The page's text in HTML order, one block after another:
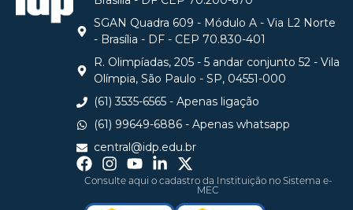
SGAN Quadra 609 - Módulo A - Via L2 Norte
- Brasília - DF - CEP 70.830-401
R. Olimpíadas, 205 - 5 andar conjunto 52 - Vila
Olímpia, São Paulo - SP, 04551-000
(61) 3535-6565 - Apenas ligação
(61) 99649-6886 - Apenas whatsapp
central@idp.edu.br
Consulte aqui o cadastro da Instituição no Sistema e-
MEC